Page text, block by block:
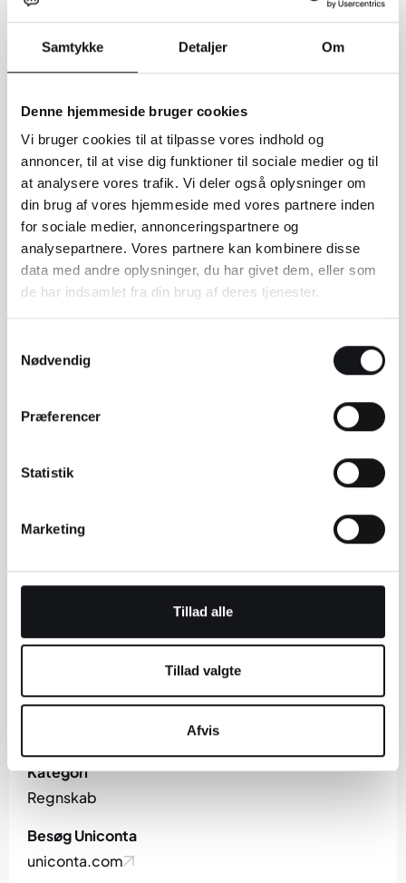
Samtykke Detaljer Om
Denne hjemmeside bruger cookies
Vi bruger cookies til at tilpasse vores indhold og
annoncer, til at vise dig funktioner til sociale medier og til
at analysere vores trafik. Vi deler også oplysninger om
din brug af vores hjemmeside med vores partnere inden
for sociale medier, annonceringspartnere og
analysepartnere. Vores partnere kan kombinere disse
data med andre oplysninger, du har givet dem, eller som
de har indsamlet fra din brug af deres tjenester.
Nødvendig
Præferencer
Statistik
Marketing
Tillad alle
Tillad valgte
Afvis
Kategori
Regnskab
Besøg Uniconta
uniconta.com